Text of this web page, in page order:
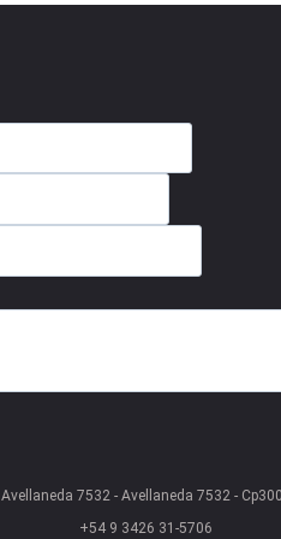
Avellaneda 7532 - Avellaneda 7532 -
+54 9 3426 31-5706